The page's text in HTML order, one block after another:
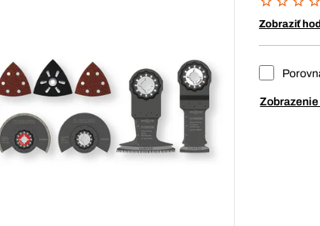
Zobraziť
Zobrazenie